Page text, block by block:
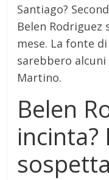
Santiago?
Belen
mese. La fonte
sarebbero alcuni
Martino.
Belen
incinta?
sospetta